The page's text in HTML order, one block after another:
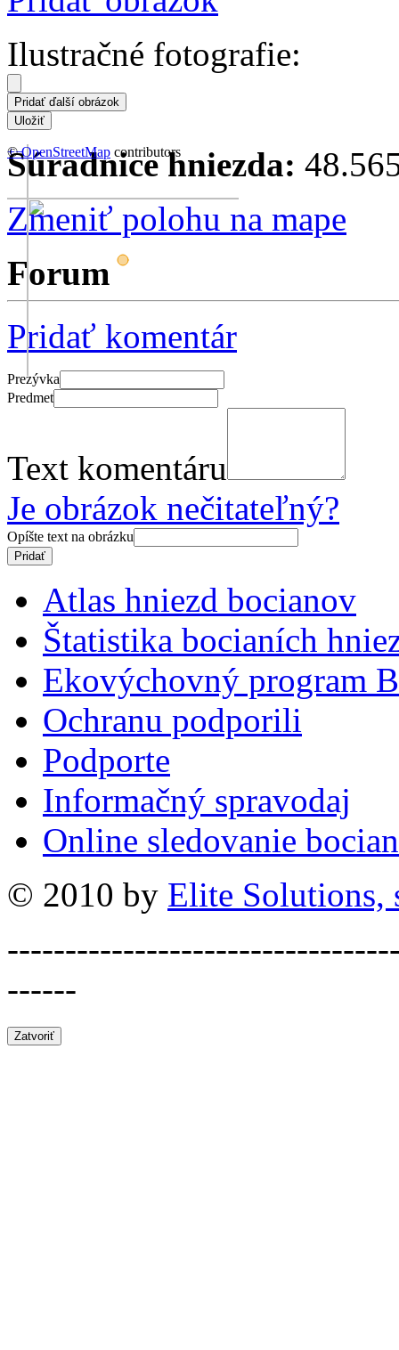
Ilustračné fotografie:
+−
©OpenStreetMap contributors
Súradnice hniezda:
Zmeniť polohu na mape
Forum
Pridať komentár
Prezývka
Predmet
Text komentáru
Je obrázok nečitateľný?
Opíšte text na obrázku
Atlas hniezd bocianov
Štatistika bocianích
Ekovýchovný program
Ochranu podporili
Podporte
Informačný spravodaj
Online sledovanie
© 2010 by Elite Solutions,
------